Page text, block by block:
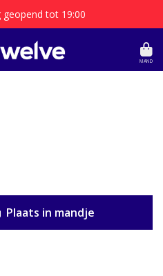
geopend tot 19:00
MAND
Plaats in mandje